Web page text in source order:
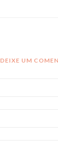
DEIXE UM